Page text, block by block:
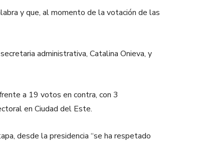
y que, al momento de la votación de las
administrativa, Catalina Onieva, y
a 19 votos en contra, con 3
en Ciudad del Este.
desde la presidencia “se ha respetado